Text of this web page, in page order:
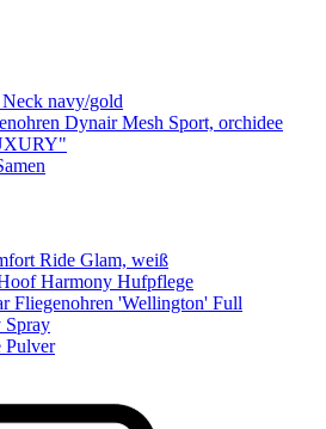
navy/gold
Dynair Mesh Sport, orchidee
Ride Glam, weiß
Harmony Hufpflege
Fliegenohren 'Wellington' Full
Pulver